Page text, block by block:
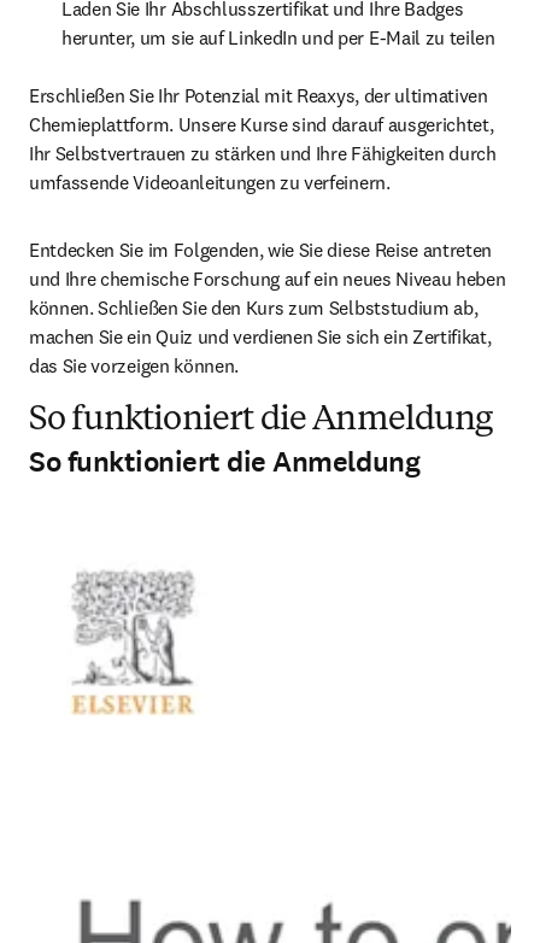
Laden Sie Ihr Abschlusszertifikat und Ihre Badges
herunter, um sie auf LinkedIn und per E-Mail zu teilen
Erschließen Sie Ihr Potenzial mit Reaxys, der ultimativen
Chemieplattform. Unsere Kurse sind darauf ausgerichtet,
Ihr Selbstvertrauen zu stärken und Ihre Fähigkeiten durch
umfassende Videoanleitungen zu verfeinern.
Entdecken Sie im Folgenden, wie Sie diese Reise antreten
und Ihre chemische Forschung auf ein neues Niveau heben
können. Schließen Sie den Kurs zum Selbststudium ab,
machen Sie ein Quiz und verdienen Sie sich ein Zertifikat,
das Sie vorzeigen können.
So funktioniert die Anmeldung
So funktioniert die Anmeldung